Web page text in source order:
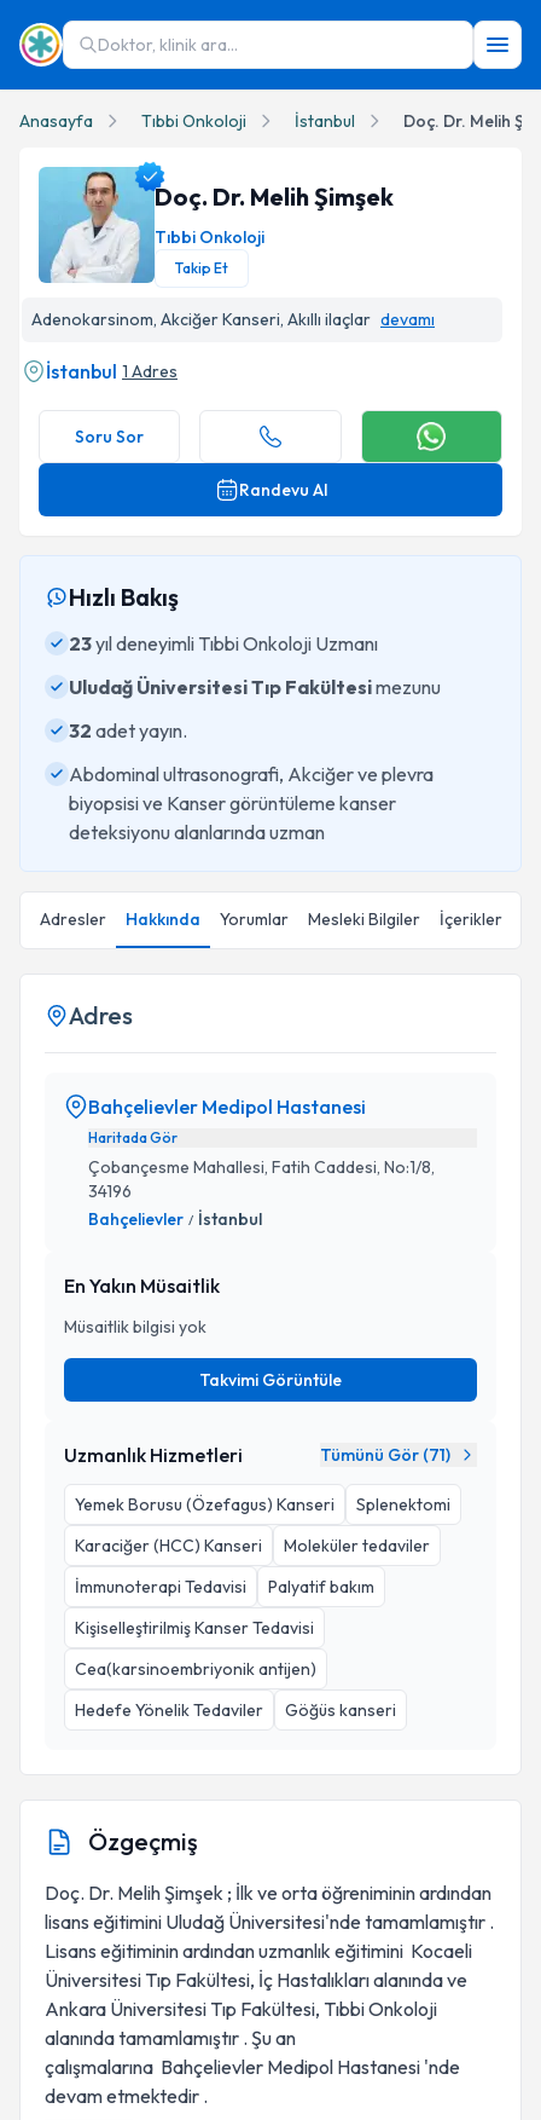
Doktor, klinik ara...
Anasayfa Tıbbi Onkoloji İstanbul Doç. Dr. Melih
Doç. Dr. Melih Şimşek
Tıbbi Onkoloji
Takip Et
Adenokarsinom, Akciğer Kanseri, Akıllı ilaçlar devamı
İstanbul 1 Adres
Soru Sor
Randevu Al
Hızlı Bakış
23yıl deneyimli Tıbbi Onkoloji Uzmanı
Uludağ Üniversitesi Tıp Fakültesimezunu
32 adet yayın.
Abdominal ultrasonografi, Akciğer ve plevra
biyopsisi ve Kanser görüntüleme kanser
deteksiyonu alanlarında uzman
Adresler Hakkında Yorumlar Mesleki Bilgiler İçerikler
Adres
Bahçelievler Medipol Hastanesi
Haritada Gör
Çobançesme Mahallesi, Fatih Caddesi, No:1/8,
34196
Bahçelievler / İstanbul
En Yakın Müsaitlik
Müsaitlik bilgisi yok
Takvimi Görüntüle
Uzmanlık Hizmetleri Tümünü Gör (71)
Yemek Borusu (Özefagus) Kanseri
Splenektomi
Karaciğer (HCC) Kanseri
Moleküler tedaviler
İmmunoterapi Tedavisi
Palyatif bakım
Kişiselleştirilmiş Kanser Tedavisi
Cea(karsinoembriyonik antijen)
Hedefe Yönelik Tedaviler
Göğüs kanseri
Özgeçmiş
Doç. Dr. Melih Şimşek ; İlk ve orta öğreniminin ardından
lisans eğitimini Uludağ Üniversitesi'nde tamamlamıştır .
Lisans eğitiminin ardından uzmanlık eğitimini Kocaeli
Üniversitesi Tıp Fakültesi, İç Hastalıkları alanında ve
Ankara Üniversitesi Tıp Fakültesi, Tıbbi Onkoloji
alanında tamamlamıştır . Şu an
çalışmalarına Bahçelievler Medipol Hastanesi 'nde
devam etmektedir .